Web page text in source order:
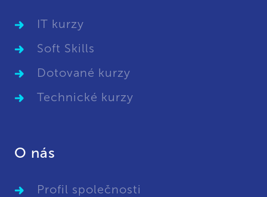
IT kurzy
Soft Skills
Dotované kurzy
Technické kurzy
O nás
Profil společnosti